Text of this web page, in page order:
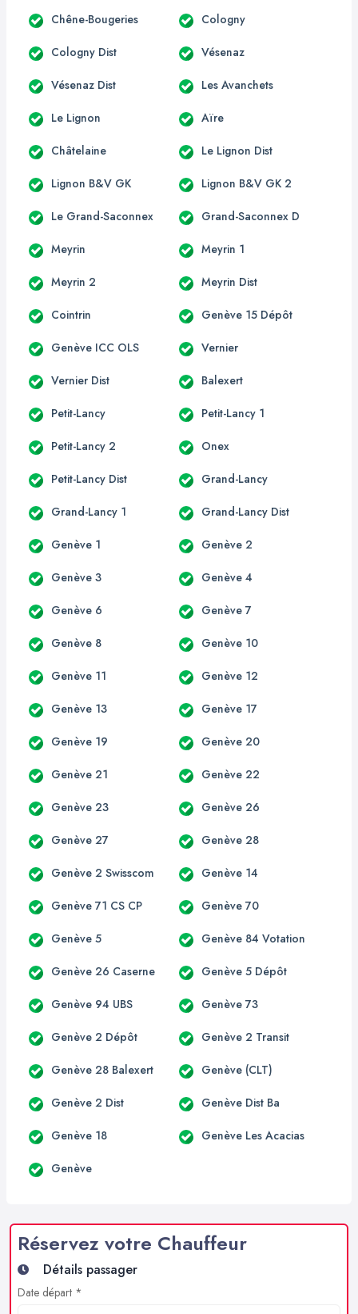
Chêne-Bougeries Cologny
Cologny Dist Vésenaz
Vésenaz Dist Les Avanchets
Le Lignon Aïre
Châtelaine Le Lignon Dist
Lignon B&V GK Lignon B&V GK 2
Le Grand-Saconnex Grand-Saconnex D
Meyrin Meyrin 1
Meyrin 2 Meyrin Dist
Cointrin Genève 15 Dépôt
Genève ICC OLS Vernier
Vernier Dist Balexert
Petit-Lancy Petit-Lancy 1
Petit-Lancy 2 Onex
Petit-Lancy Dist Grand-Lancy
Grand-Lancy 1 Grand-Lancy Dist
Genève 1 Genève 2
Genève 3 Genève 4
Genève 6 Genève 7
Genève 8 Genève 10
Genève 11 Genève 12
Genève 13 Genève 17
Genève 19 Genève 20
Genève 21 Genève 22
Genève 23 Genève 26
Genève 27 Genève 28
Genève 2 Swisscom Genève 14
Genève 71 CS CP Genève 70
Genève 5 Genève 84 Votation
Genève 26 Caserne Genève 5 Dépôt
Genève 94 UBS Genève 73
Genève 2 Dépôt Genève 2 Transit
Genève 28 Balexert Genève (CLT)
Genève 2 Dist Genève Dist Ba
Genève 18 Genève Les Acacias
Genève
Réservez votre Chauffeur
Détails passager
Date départ *